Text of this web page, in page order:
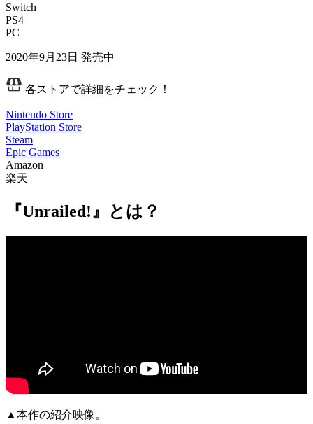
Switch
PS4
PC
2020年9月23日 発売中
各ストアで詳細をチェック！
Nintendo Store
PlayStation Store
Steam
Epic Games
Amazon
楽天
『Unrailed!』とは？
▲本作の紹介映像。